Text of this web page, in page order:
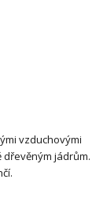
vzduchovými
jádrům.